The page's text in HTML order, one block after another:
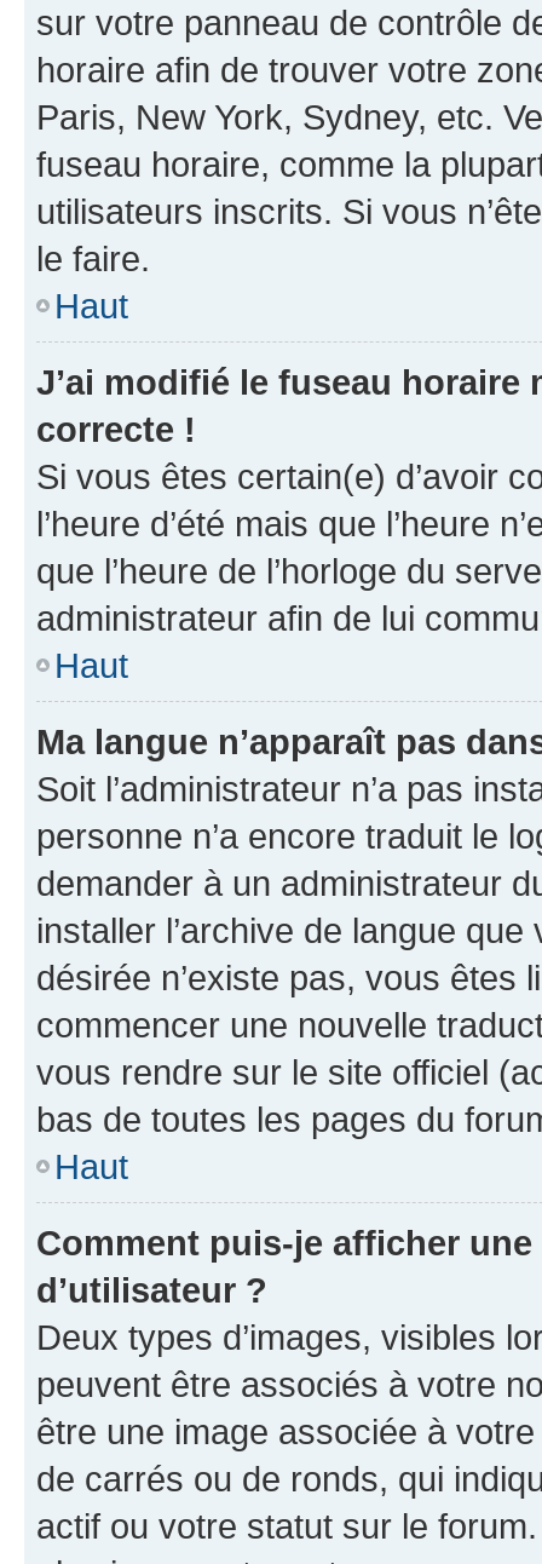
sur votre panneau de contrôle
horaire afin de trouver votre
Paris, New York, Sydney, etc.
fuseau horaire, comme la
utilisateurs inscrits. Si vous
le faire.
Haut
J’ai modifié le fuseau horaire
correcte !
Si vous êtes certain(e) d’avoir
l’heure d’été mais que l’heure
que l’heure de l’horloge du
administrateur afin de lui
Haut
Ma langue n’apparaît pas
Soit l’administrateur n’a pas
personne n’a encore traduit le
demander à un administrateur
installer l’archive de langue
désirée n’existe pas, vous êtes
commencer une nouvelle
vous rendre sur le site officiel
bas de toutes les pages du
Haut
Comment puis-je afficher
d’utilisateur ?
Deux types d’images, visibles
peuvent être associés à votre
être une image associée à
de carrés ou de ronds, qui
actif ou votre statut sur le